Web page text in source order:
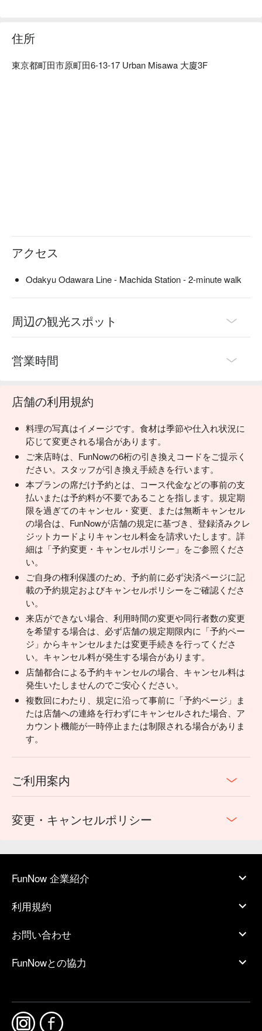
suitable for any occasion, from celebrating an anniversary, a
date with your partner, or even for business purposes. Our
※ This translation includes content generated by AI.
住所
東京都町田市原町田6-13-17 Urban Misawa 大廈3F
アクセス
Odakyu Odawara Line - Machida Station - 2-minute walk
周辺の観光スポット
営業時間
店舗の利用規約
料理の写真はイメージです。食材は季節や仕入れ状況に
応じて変更される場合があります。
ご来店時は、FunNowの6桁の引き換えコードをご提示く
ださい。スタッフが引き換え手続きを行います。
本プランの席だけ予約とは、コース代金などの事前の支
払いまたは予約料が不要であることを指します。規定期
限を過ぎてのキャンセル・変更、または無断キャンセル
の場合は、FunNowが店舗の規定に基づき、登録済みクレ
ジットカードよりキャンセル料金を請求いたします。詳
細は「予約変更・キャンセルポリシー」をご参照くださ
い。
ご自身の権利保護のため、予約前に必ず決済ページに記
載の予約規定およびキャンセルポリシーをご確認くださ
い。
来店ができない場合、利用時間の変更や同行者数の変更
を希望する場合は、必ず店舗の規定期限内に「予約ペー
ジ」からキャンセルまたは変更手続きを行ってくださ
い。キャンセル料が発生する場合があります。
店舗都合による予約キャンセルの場合、キャンセル料は
発生いたしませんのでご安心ください。
複数回にわたり、規定に沿って事前に「予約ページ」ま
たは店舗への連絡を行わずにキャンセルされた場合、ア
カウント機能が一時停止または制限される場合がありま
す。
ご利用案内
変更・キャンセルポリシー
FunNow 企業紹介
利用規約
お問い合わせ
FunNowとの協力